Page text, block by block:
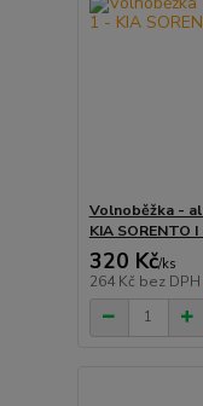
Volnoběžka -
KIA SORENTO
320 Kč/ks
264 Kč bez DPH